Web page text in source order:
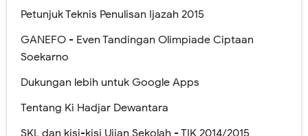
Petunjuk Teknis Penulisan Ijazah 2015
GANEFO - Even Tandingan Olimpiade Ciptaan
Soekarno
Dukungan lebih untuk Google Apps
Tentang Ki Hadjar Dewantara